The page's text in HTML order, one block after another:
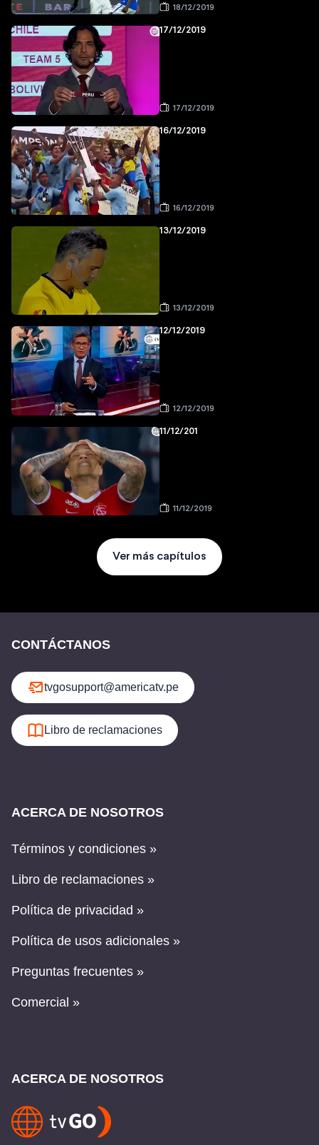
18/12/2019
17/12/2019
17/12/2019
16/12/2019
16/12/2019
13/12/2019
13/12/2019
12/12/2019
12/12/2019
11/12/201
11/12/2019
Ver más capítulos
CONTÁCTANOS
tvgosupport@americatv.pe
Libro de reclamaciones
ACERCA DE NOSOTROS
Términos y condiciones »
Libro de reclamaciones »
Política de privacidad »
Política de usos adicionales »
Preguntas frecuentes »
Comercial »
ACERCA DE NOSOTROS